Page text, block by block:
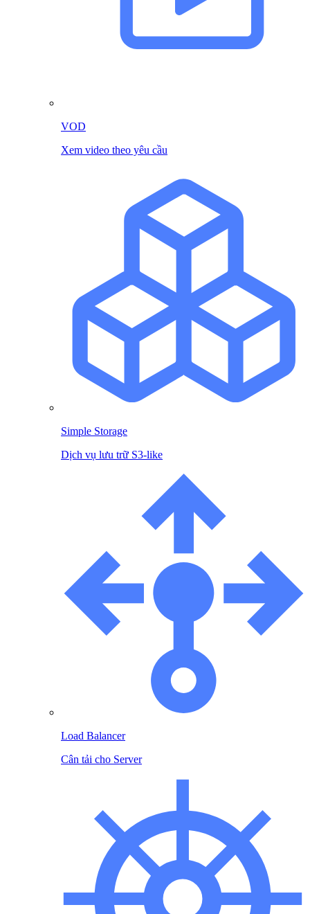
VOD
Xem video theo yêu cầu
Simple Storage
Dịch vụ lưu trữ S3-like
Load Balancer
Cân tải cho Server